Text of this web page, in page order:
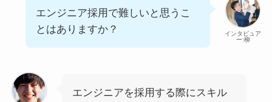
インタビュア
ー:柳
エンジニア採用で難しいと思うこ
とはありますか？
エンジニアを採用する際にスキル